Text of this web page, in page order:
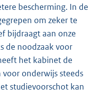
bescherming. In de
om zeker te
bijdraagt aan onze
de noodzaak voor
het kabinet de
onderwijs steeds
studievoorschot kan